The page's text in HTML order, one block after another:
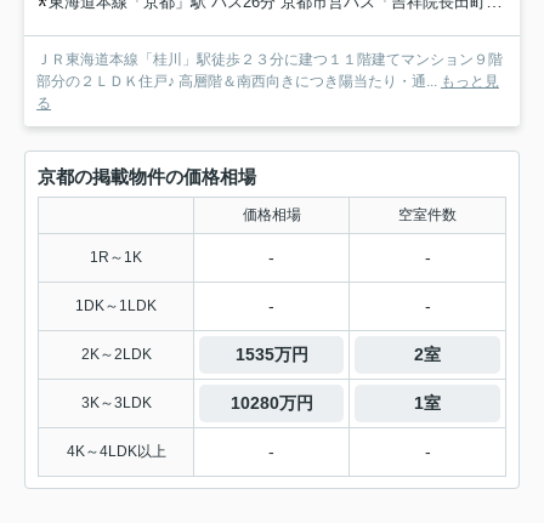
ＪＲ東海道本線「桂川」駅徒歩２３分に建つ１１階建てマンション９階
部分の２ＬＤＫ住戸♪ 高層階＆南西向きにつき陽当たり・通... もっと見
る
京都の掲載物件の価格相場
価格相場 空室件数
1R～1K - -
1DK～1LDK - -
2K～2LDK 1535万円 2室
3K～3LDK 10280万円 1室
4K～4LDK以上 - -